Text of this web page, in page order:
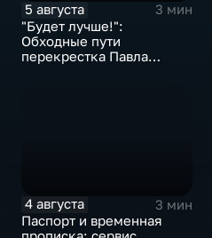
5 августа
3 мин
"Будет лучше!":
Обходные пути
перекрестка Павла
4 августа
3 мин
Паспорт и временная